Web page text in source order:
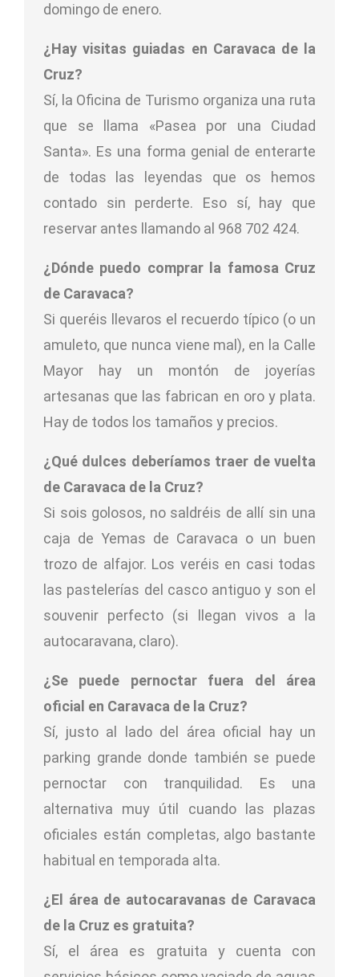
domingo de enero.
¿Hay visitas guiadas en Caravaca de la
Cruz?
Sí, la Oficina de Turismo organiza una ruta
que se llama «Pasea por una Ciudad
Santa». Es una forma genial de enterarte
de todas las leyendas que os hemos
contado sin perderte. Eso sí, hay que
reservar antes llamando al 968 702 424.
¿Dónde puedo comprar la famosa Cruz
de Caravaca?
Si queréis llevaros el recuerdo típico (o un
amuleto, que nunca viene mal), en la Calle
Mayor hay un montón de joyerías
artesanas que las fabrican en oro y plata.
Hay de todos los tamaños y precios.
¿Qué dulces deberíamos traer de vuelta
de Caravaca de la Cruz?
Si sois golosos, no saldréis de allí sin una
caja de Yemas de Caravaca o un buen
trozo de alfajor. Los veréis en casi todas
las pastelerías del casco antiguo y son el
souvenir perfecto (si llegan vivos a la
autocaravana, claro).
¿Se puede pernoctar fuera del área
oficial en Caravaca de la Cruz?
Sí, justo al lado del área oficial hay un
parking grande donde también se puede
pernoctar con tranquilidad. Es una
alternativa muy útil cuando las plazas
oficiales están completas, algo bastante
habitual en temporada alta.
¿El área de autocaravanas de Caravaca
de la Cruz es gratuita?
Sí, el área es gratuita y cuenta con